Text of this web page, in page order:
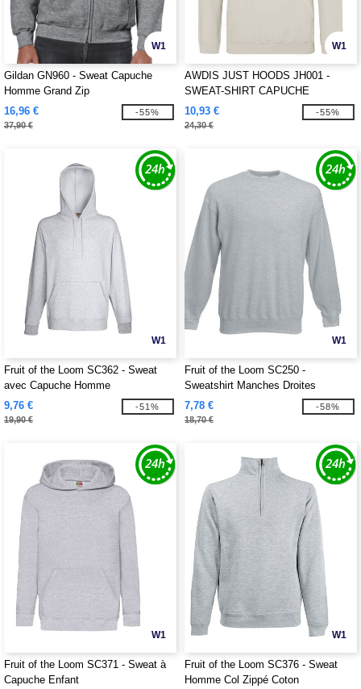
W1
Gildan GN960 - Sweat Capuche
Homme Grand Zip
16,96 €
37,90 €
-55%
W1
AWDIS JUST HOODS JH001 -
SWEAT-SHIRT CAPUCHE
10,93 €
24,30 €
-55%
W1
Fruit of the Loom SC362 - Sweat
avec Capuche Homme
9,76 €
19,90 €
-51%
W1
Fruit of the Loom SC250 -
Sweatshirt Manches Droites
7,78 €
18,70 €
-58%
W1
Fruit of the Loom SC371 - Sweat à
Capuche Enfant
W1
Fruit of the Loom SC376 - Sweat
Homme Col Zippé Coton